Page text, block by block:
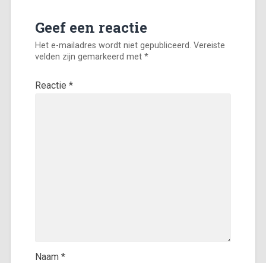
Geef een reactie
Het e-mailadres wordt niet gepubliceerd. Vereiste
velden zijn gemarkeerd met*
Reactie*
Naam*